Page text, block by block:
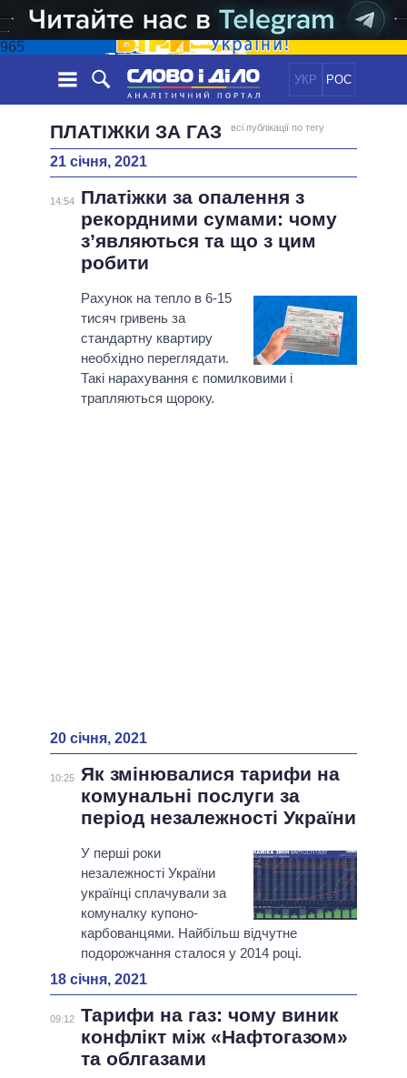
965
УКР РОС
НОВИНИ
СТРІЧКА
ПОДІЇ
СТАТТІ
ДУМКИ
ОГЛЯДИ
ДАЙДЖЕСТИ
ЕКОНОМІКА
СУСПІЛЬСТВО
СВІТ
ПОЛIТИКИ
УСІ ПОЛІТИКИ
ПРЕЗИДЕНТ І ОФІС
ВЕРХОВНА РАДА
КАБІНЕТ МІНІСТРІВ
ГОЛОВИ ОБЛАДМІНІСТРАЦІЙ
МЕРИ МІСТ
ВСІ ПЕРСОНИ
ІНФОГРАФІКА
ВІДЕО
ПОРІВНЯННЯ ПОЛІТИКІВ
ПЛАТІЖКИ ЗА ГАЗ всі публікації по тегу
21 січня, 2021
14:54
Платіжки за опалення з
рекордними сумами: чому
з’являються та що з цим
робити
Рахунок на тепло в 6-15
тисяч гривень за
стандартну квартиру
необхідно переглядати.
Такі нарахування є помилковими і
трапляються щороку.
20 січня, 2021
10:25
Як змінювалися тарифи на
комунальні послуги за
період незалежності України
У перші роки
незалежності України
українці сплачували за
комуналку купоно-
карбованцями. Найбільш відчутне
подорожчання сталося у 2014 році.
18 січня, 2021
09:12 Тарифи на газ: чому виник
конфлікт між «Нафтогазом»
та облгазами